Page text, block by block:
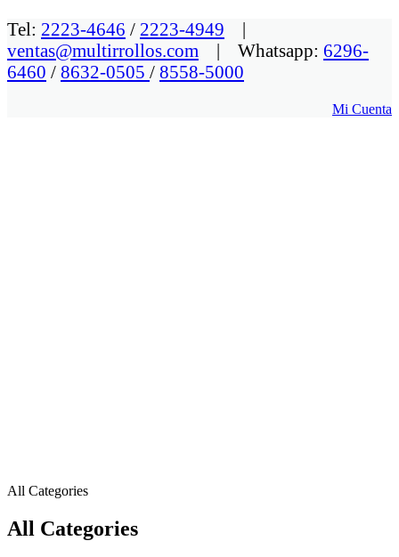
Tel: 2223-4646 / 2223-4949 |
ventas@multirrollos.com | Whatsapp: 6296-
6460 / 8632-0505 / 8558-5000
Mi Cuenta
All Categories
All Categories